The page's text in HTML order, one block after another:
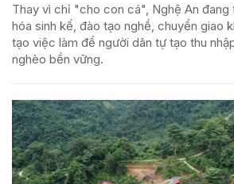
Thay vì chỉ "cho con cá", Nghệ An đang
hóa sinh kế, đào tạo nghề, chuyển giao
tạo việc làm để người dân tự tạo thu
nghèo bền vững.